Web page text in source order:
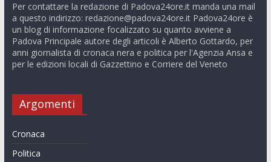
Per contattare la redazione di Padova24ore.it manda una mail
a questo indirizzo: redazione@padova24ore.itPadova24ore è
un blog di informazione focalizzato su quanto avviene a
Padova Principale autore degli articoli è Alberto Gottardo, per
anni giornalista di cronaca nera e politica per l'Agenzia Ansa e
per le edizioni locali di Gazzettino e Corriere del Veneto
Argomenti
Cronaca
Politica